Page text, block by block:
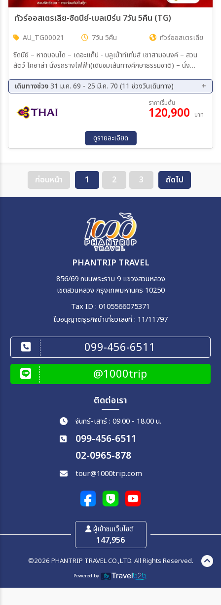
ทัวร์ออสเตรเลีย-ซิดนีย์-เมลเบิร์น 7วัน 5คืน (TG)
AU_TG00021 7วัน 5คืน
ทัวร์ออสเตรเลีย
ซิดนีย์ – หาดบอนได – เดอะแก๊ป - บลูเม้าท์เท่นส์ เขาสามอนงค์ – สวน
สัตว์ โคอาล่า นั่งรถรางไฟฟ้า(เดินชมเส้นทางศึกษาธรรมชาติ) – นั่ง
ศูนย์ศึกษาพันธุ์สัตว์ฮิลส์วิว แซงชัวรี – เมลเบิร์น – นั่งรถไฟจักรไอน้ำ
โบราณ – เกาะฟิลลิป – ชมนกเพนกวิน ชมเมือง – สวนฟิตซ์รอย –
กระท่อมกัปตันคุ๊ก – ช้อปปิ้ง
เดินทางช่วง31 ม.ค. 69 - 25 มี.ค. 70 (11 ช่วงวันเดินทาง)
04 ก.ย. 69 - 10 ก.ย. 69
18 ก.ย. 69 - 24 ก.ย. 69
04 ต.ค. 69 - 10 ต.ค. 69
16 ต.ค. 69 - 22 ต.ค. 69
20 พ.ย. 69 - 26 พ.ย. 69
01 ม.ค. 70 - 07 ม.ค. 70
26 ก.พ. 70 - 04 มี.ค. 70
ราคาเริ่มต้น
120,900 บาท
ดูรายละเอียด
ก่อนหน้า 1 2 3 ถัดไป
PHANTRIP TRAVEL
856/69 ถนนพระราม 9 แขวงสวนหลวง
เขตสวนหลวง กรุงเทพมหานคร 10250
Tax ID : 0105566075371
ใบอนุญาตธุรกิจนำเที่ยวเลขที่ : 11/11797
099-456-6511
@1000trip
ติดต่อเรา
จันทร์-เสาร์ : 09.00 - 18.00 น.
099-456-6511
02-0965-878
tour@1000trip.com
ผู้เข้าชมเว็บไซต์
147,956
©2026 PHANTRIP TRAVEL CO.,LTD. All Rights Reserved.
Powered by